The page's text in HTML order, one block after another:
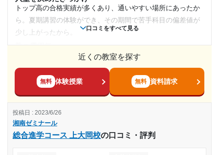
どはすぐに先生に聞ける環境があり、安心して受験に臨
むことができ、第一志望校に合格することができたから
志望校と合格状況
※料金は口コミされた方が支払った金額の目安です。実際の料金とは異なる可
能性がございますので、詳しくは塾にお問い合わせください。
湘南ゼミナール 総合進学コース 杉田校の口コミをもっと見る
---
10,000円〜30,000円
目的の達成度
目的の達成理由
駅が近いため少し交通量が多い。また、ビルの一角であるた
め少し狭いため環境は少しだけ問題点があると考えた。
授業以外のサポート
(相談・面談、家庭学習のサポート、授業以外のコミュニケーション等)
は親身に接してくれることがいいと感じた。
利用詳細
通塾期間
口コミをすべて見る
トップ高の合格実績が多くあり、通いやすい場所にあったか
ら。夏期講習の体験ができ、その期間で苦手科目の偏差値が
少し上がったから。
料金
学習塾としては妥当な料金設定だと思う。他の学習塾の料金
設定は分からないが、難易度が高めのオリジナルの模試が受
感じなかった。
コース・カリキュラム
全科目の授業を受けることができ、テキストも充実していた
近くの教室を探す
無料 体験授業 無料 資料請求
湘南ゼミナール
総合進学コース 上大岡校の口コミ・評判
投稿日 : 2023/6/26